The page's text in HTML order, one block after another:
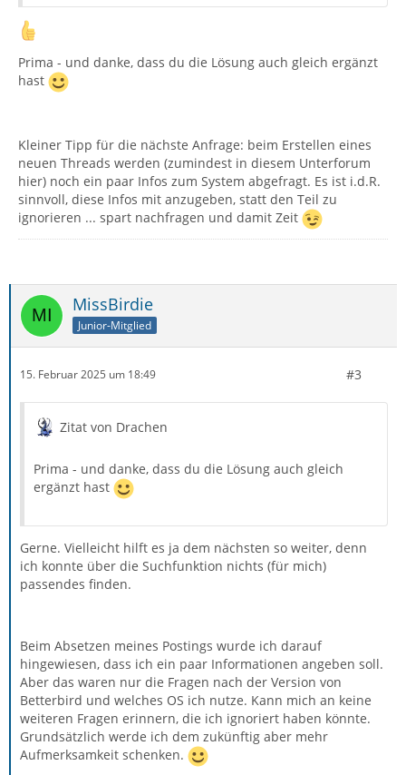
Prima - und danke, dass du die Lösung auch gleich ergänzt
hast
Kleiner Tipp für die nächste Anfrage: beim Erstellen eines
neuen Threads werden (zumindest in diesem Unterforum
hier) noch ein paar Infos zum System abgefragt. Es ist i.d.R.
sinnvoll, diese Infos mit anzugeben, statt den Teil zu
ignorieren ... spart nachfragen und damit Zeit
MissBirdie
Junior-Mitglied
15. Februar 2025 um 18:49 #3
Zitat von Drachen
Prima - und danke, dass du die Lösung auch gleich
ergänzt hast
Gerne. Vielleicht hilft es ja dem nächsten so weiter, denn
ich konnte über die Suchfunktion nichts (für mich)
passendes finden.
Beim Absetzen meines Postings wurde ich darauf
hingewiesen, dass ich ein paar Informationen angeben soll.
Aber das waren nur die Fragen nach der Version von
Betterbird und welches OS ich nutze. Kann mich an keine
weiteren Fragen erinnern, die ich ignoriert haben könnte.
Grundsätzlich werde ich dem zukünftig aber mehr
Aufmerksamkeit schenken.